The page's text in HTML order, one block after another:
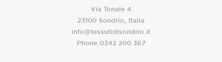
Via Tonale 4
23100 Sondrio, Italia
info@tessutidisondrio.it
Phone 0342 200 367